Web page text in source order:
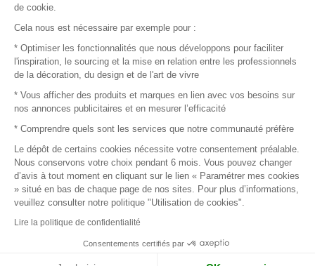
© 2016 –Organisation SAFI
Recrutement
Mentions légales
Conditions commerciales
Piano Analytics
de cookie.
Cela nous est nécessaire par exemple pour :
* Optimiser les fonctionnalités que nous développons pour faciliter
l'inspiration, le sourcing et la mise en relation entre les professionnels
de la décoration, du design et de l'art de vivre
* Vous afficher des produits et marques en lien avec vos besoins sur
nos annonces publicitaires et en mesurer l’efficacité
* Comprendre quels sont les services que notre communauté préfère
Le dépôt de certains cookies nécessite votre consentement préalable.
Nous conservons votre choix pendant 6 mois. Vous pouvez changer
d’avis à tout moment en cliquant sur le lien « Paramétrer mes cookies
» situé en bas de chaque page de nos sites. Pour plus d’informations,
veuillez consulter notre politique "Utilisation de cookies".
Lire la politique de confidentialité
Consentements certifiés par